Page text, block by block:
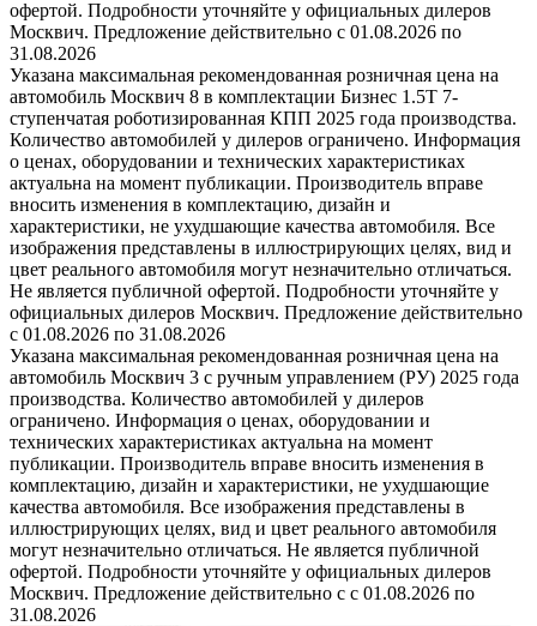
офертой. Подробности уточняйте у официальных дилеров
Москвич. Предложение действительно с 01.08.2026 по
31.08.2026
Указана максимальная рекомендованная розничная цена на
автомобиль Москвич 8 в комплектации Бизнес 1.5T 7-
ступенчатая роботизированная КПП 2025 года производства.
Количество автомобилей у дилеров ограничено. Информация
о ценах, оборудовании и технических характеристиках
актуальна на момент публикации. Производитель вправе
вносить изменения в комплектацию, дизайн и
характеристики, не ухудшающие качества автомобиля. Все
изображения представлены в иллюстрирующих целях, вид и
цвет реального автомобиля могут незначительно отличаться.
Не является публичной офертой. Подробности уточняйте у
официальных дилеров Москвич. Предложение действительно
с 01.08.2026 по 31.08.2026
Указана максимальная рекомендованная розничная цена на
автомобиль Москвич 3 с ручным управлением (РУ) 2025 года
производства. Количество автомобилей у дилеров
ограничено. Информация о ценах, оборудовании и
технических характеристиках актуальна на момент
публикации. Производитель вправе вносить изменения в
комплектацию, дизайн и характеристики, не ухудшающие
качества автомобиля. Все изображения представлены в
иллюстрирующих целях, вид и цвет реального автомобиля
могут незначительно отличаться. Не является публичной
офертой. Подробности уточняйте у официальных дилеров
Москвич. Предложение действительно с с 01.08.2026 по
31.08.2026